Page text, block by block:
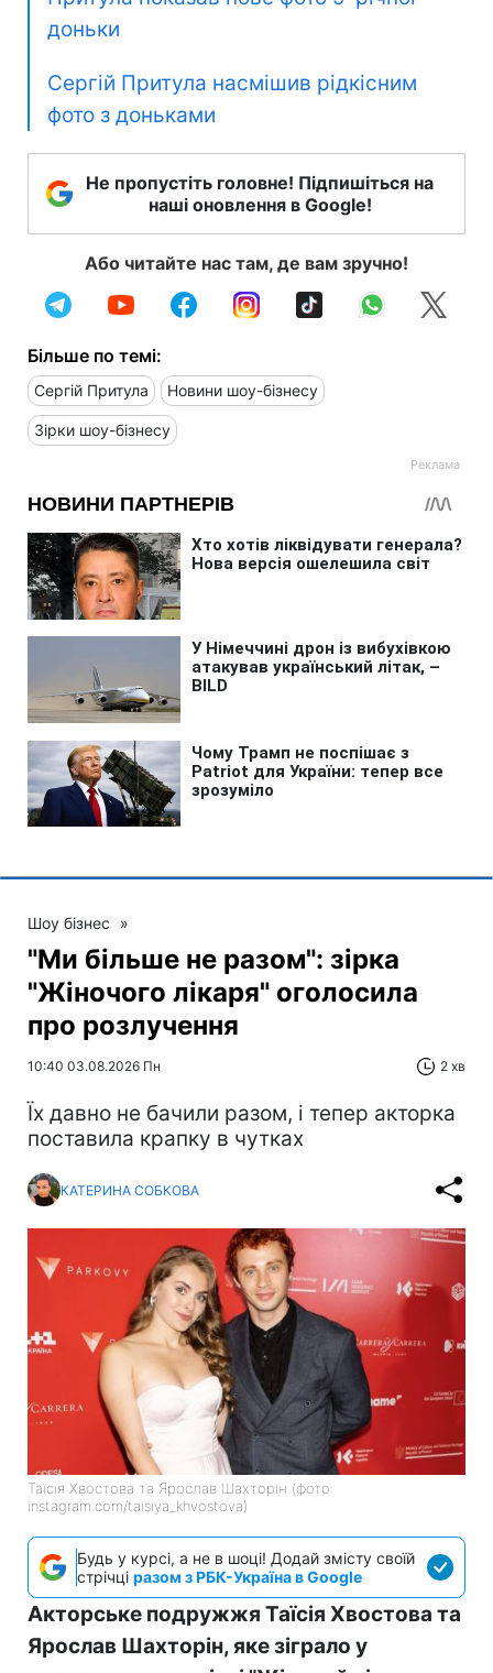
доньки
Сергій Притула насмішив рідкісним
фото з доньками
Не пропустіть головне! Підпишіться на
наші оновлення в Google!
Або читайте нас там, де вам зручно!
Більше по темі:
Сергій Притула Новини шоу-бізнесу
Зірки шоу-бізнесу
Шоу бізнес »
"Ми більше не разом": зірка
"Жіночого лікаря" оголосила
про розлучення
10:40 03.08.2026 Пн 2 хв
Їх давно не бачили разом, і тепер акторка
поставила крапку в чутках
КАТЕРИНА СОБКОВА
Таїсія Хвостова та Ярослав Шахторін (фото:
instagram.com/taisiya_khvostova)
Будь у курсі, а не в шоці! Додай змісту своїй
стрічці разом з РБК-Україна в Google
Акторське подружжя Таїсія Хвостова та
Ярослав Шахторін, яке зіграло у